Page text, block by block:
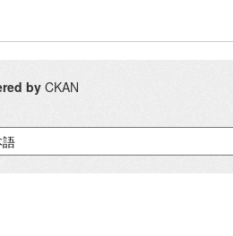
byCKAN